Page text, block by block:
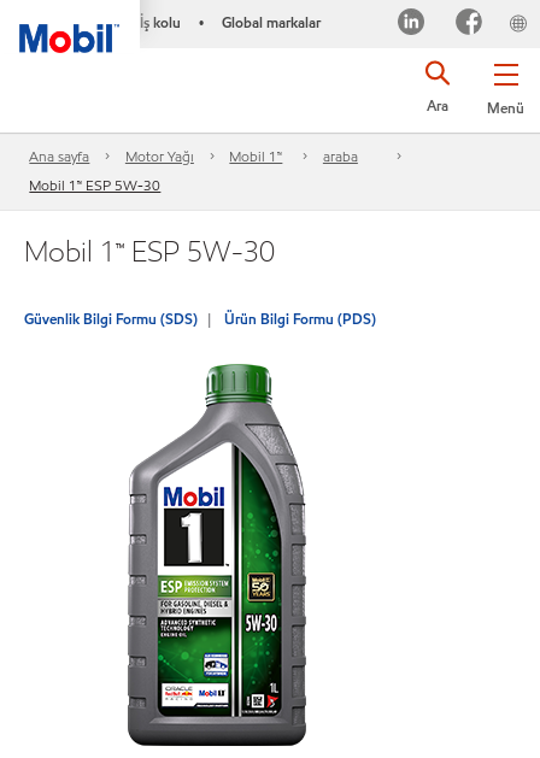
İş kolu • Global markalar
Menü
Ara
Ana sayfa Motor Yağı Mobil 1™
araba
Mobil 1™ ESP 5W-30
Mobil 1™ ESP 5W-30
Güvenlik Bilgi Formu (SDS) Ürün Bilgi Formu (PDS)